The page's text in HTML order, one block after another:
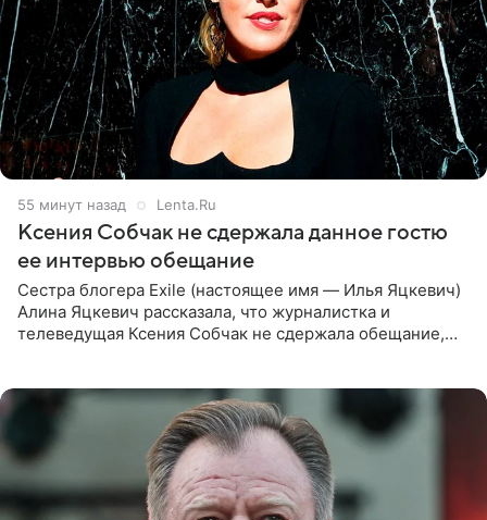
55 минут назад Lenta.Ru
Ксения Собчак не сдержала данное гостю
ее интервью обещание
Сестра блогера Exile (настоящее имя — Илья Яцкевич)
Алина Яцкевич рассказала, что журналистка и
телеведущая Ксения Собчак не сдержала обещание,